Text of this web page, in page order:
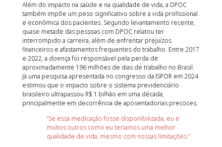
Além do impacto na saúde e na qualidade de vida, a DPOC
também impõe um peso significativo sobre a vida profissional
e econômica dos pacientes. Segundo levantamento recente,
quase metade das pessoas com DPOC relatou ter
interrompido a carreira, além de enfrentar prejuízos
financeiros e afastamentos frequentes do trabalho. Entre 2017
e 2022, a doença foi responsável pela perda de
aproximadamente 196 milhões de dias de trabalho no Brasil.
Já uma pesquisa apresentada no congresso da ISPOR em 2024
estimou que o impacto sobre o sistema previdenciário
brasileiro ultrapassou R$ 1 bilhão em uma década,
principalmente em decorrência de aposentadorias precoces.
“Se essa medicação fosse disponibilizada, eu e
muitos outros como eu teríamos uma melhor
qualidade de vida, mesmo com nossas limitações.”